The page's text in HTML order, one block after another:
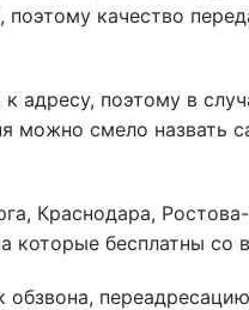
качество
адресу, поэтому в
можно смело назвать
Краснодара,
которые бесплатны со